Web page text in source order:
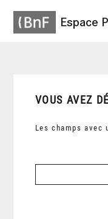
Espace
VOUS AVEZ
Les champs